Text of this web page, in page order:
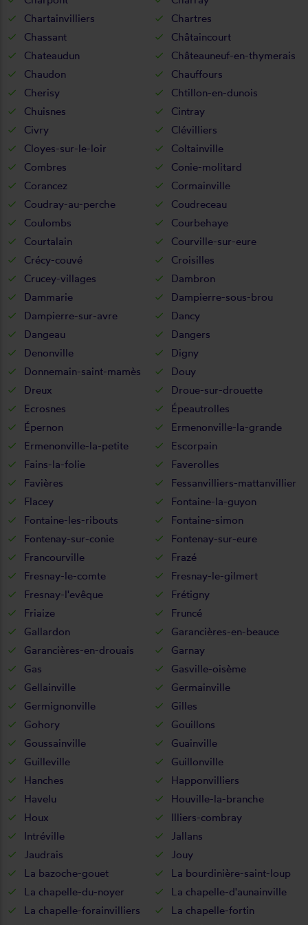
Chartainvilliers
Chartres
Chassant
Châtaincourt
Chateaudun
Châteauneuf-en-thymerais
Chaudon
Chauffours
Cherisy
Chtillon-en-dunois
Chuisnes
Cintray
Civry
Clévilliers
Cloyes-sur-le-loir
Coltainville
Combres
Conie-molitard
Corancez
Cormainville
Coudray-au-perche
Coudreceau
Coulombs
Courbehaye
Courtalain
Courville-sur-eure
Crécy-couvé
Croisilles
Crucey-villages
Dambron
Dammarie
Dampierre-sous-brou
Dampierre-sur-avre
Dancy
Dangeau
Dangers
Denonville
Digny
Donnemain-saint-mamès
Douy
Dreux
Droue-sur-drouette
Ecrosnes
Épeautrolles
Épernon
Ermenonville-la-grande
Ermenonville-la-petite
Escorpain
Fains-la-folie
Faverolles
Favières
Fessanvilliers-mattanvillier
Flacey
Fontaine-la-guyon
Fontaine-les-ribouts
Fontaine-simon
Fontenay-sur-conie
Fontenay-sur-eure
Francourville
Frazé
Fresnay-le-comte
Fresnay-le-gilmert
Fresnay-l'evêque
Frétigny
Friaize
Fruncé
Gallardon
Garancières-en-beauce
Garancières-en-drouais
Garnay
Gas
Gasville-oisème
Gellainville
Germainville
Germignonville
Gilles
Gohory
Gouillons
Goussainville
Guainville
Guilleville
Guillonville
Hanches
Happonvilliers
Havelu
Houville-la-branche
Houx
Illiers-combray
Intréville
Jallans
Jaudrais
Jouy
La bazoche-gouet
La bourdinière-saint-loup
La chapelle-du-noyer
La chapelle-d'aunainville
La chapelle-forainvilliers
La chapelle-fortin